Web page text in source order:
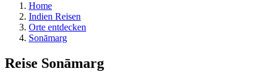
Home
Indien Reisen
Orte entdecken
Sonāmarg
Reise Sonāmarg